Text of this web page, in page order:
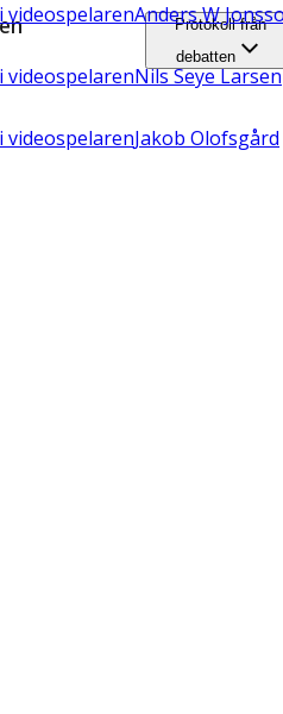
i videospelarenAnders W
i videospelarenNils Seye Larsen
i videospelarenJakob Olofsgård
Protokoll från
debatten